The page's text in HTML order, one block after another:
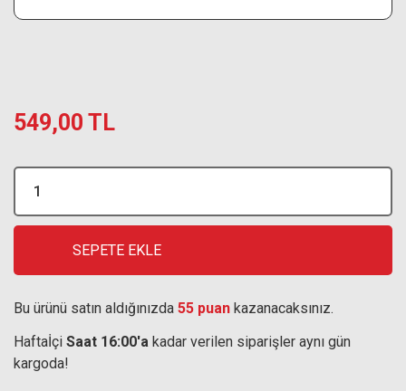
549,00 TL
SEPETE EKLE
Bu ürünü satın aldığınızda 55 puan kazanacaksınız.
Haftaİçi Saat 16:00'a kadar verilen siparişler aynı gün
kargoda!